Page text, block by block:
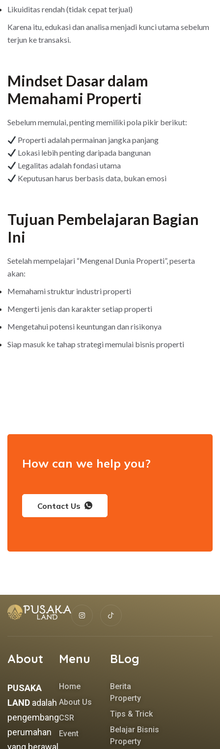
Likuiditas rendah (tidak cepat terjual)
Karena itu, edukasi dan analisa menjadi kunci utama sebelum
terjun ke transaksi.
Mindset Dasar dalam
Memahami Properti
Sebelum memulai, penting memiliki pola pikir berikut:
Properti adalah permainan jangka panjang
Lokasi lebih penting daripada bangunan
Legalitas adalah fondasi utama
Keputusan harus berbasis data, bukan emosi
Tujuan Pembelajaran Bagian
Ini
Setelah mempelajari “Mengenal Dunia Properti”, peserta
akan:
Memahami struktur industri properti
Mengerti jenis dan karakter setiap properti
Mengetahui potensi keuntungan dan risikonya
Siap masuk ke tahap strategi memulai bisnis properti
How can we help you?
Contact Us
About
PUSAKA
LAND adalah
pengembang
perumahan
Menu
Home
About Us
CSR
Event
BLog
Berita
Property
Tips & Trick
Belajar Bisnis
Property